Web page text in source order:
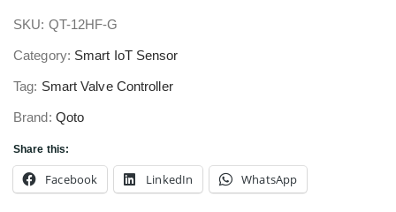
SKU: QT-12HF-G
Category: Smart IoT Sensor
Tag: Smart Valve Controller
Brand: Qoto
Share this:
Facebook LinkedIn WhatsApp